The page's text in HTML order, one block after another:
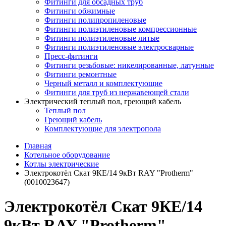
Фитинги для обсадных труб
Фитинги обжимные
Фитинги полипропиленовые
Фитинги полиэтиленовые компрессионные
Фитинги полиэтиленовые литые
Фитинги полиэтиленовые электросварные
Пресс-фитинги
Фитинги резьбовые: никелированные, латунные
Фитинги ремонтные
Черный металл и комплектующие
Фитинги для труб из нержавеющей стали
Электрический теплый пол, греющий кабель
Теплый пол
Греющий кабель
Комплектующие для электропола
Главная
Котельное оборудование
Котлы электрические
Электрокотёл Скат 9КE/14 9кВт RAY "Protherm"
(0010023647)
Электрокотёл Скат 9КE/14